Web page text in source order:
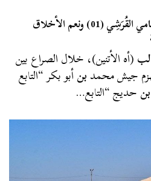
تأملات في كلمة المندوب السامي القُرَشِي (01) ونعم الأخلاق
(أه الأتنين)، خلال الصراع بين
جيش محمدبنأبو بكر “التابع
بنحديج “التابع…